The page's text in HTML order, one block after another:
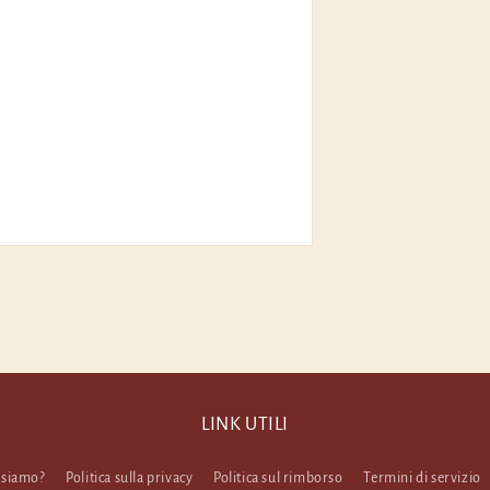
LINK UTILI
Politica sulla privacy Politica sul rimborso Termini di servizio